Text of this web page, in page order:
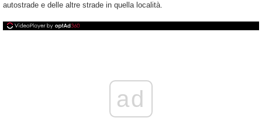
autostrade e delle altre strade in quella località.
ad